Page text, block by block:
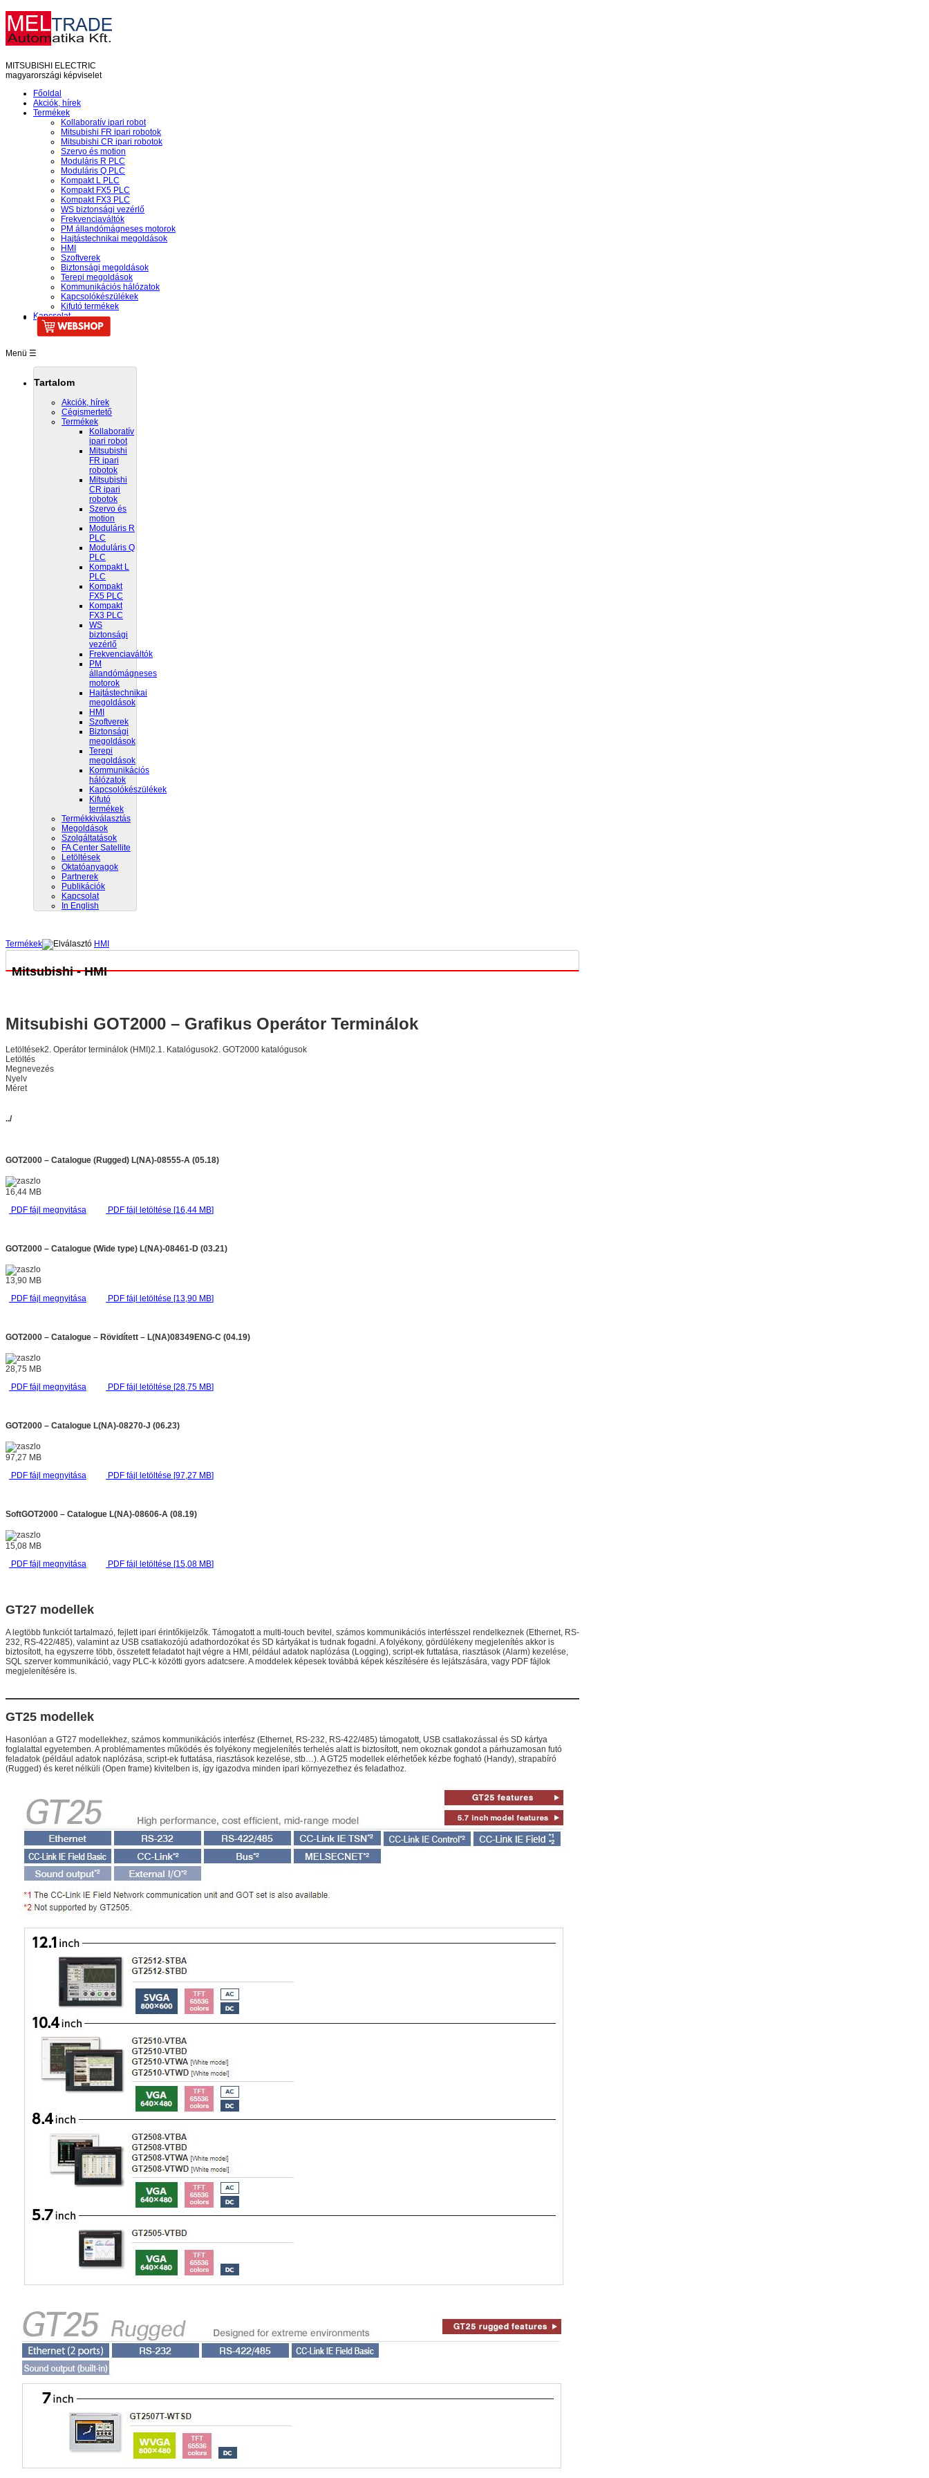
M ITSUBISHI ELECTRIC
magyarországi képviselet
Főoldal
Akciók, hírek
Termékek
Kollaboratív ipari robot
Mitsubishi FR ipari robotok
Mitsubishi CR ipari robotok
Szervo és motion
Moduláris R PLC
Moduláris Q PLC
Kompakt L PLC
Kompakt FX5 PLC
Kompakt FX3 PLC
WS biztonsági vezérlő
Frekvenciaváltók
PM állandómágneses motorok
Hajtástechnikai megoldások
HMI
Szoftverek
Biztonsági megoldások
Terepi megoldások
Kommunikációs hálózatok
Kapcsolókészülékek
Kifutó termékek
Kapcsolat
Menü ☰
Tartalom
Akciók, hírek
Cégismertető
Termékek
Kollaboratív
ipari robot
Mitsubishi
FR ipari
robotok
Mitsubishi
CR ipari
robotok
Szervo és
motion
Moduláris R
PLC
Moduláris Q
PLC
Kompakt L
PLC
Kompakt
FX5 PLC
Kompakt
FX3 PLC
WS
biztonsági
vezérlő
Frekvenciaváltók
PM
állandómágneses
motorok
Hajtástechnikai
megoldások
HMI
Szoftverek
Biztonsági
megoldások
Terepi
megoldások
Kommunikációs
hálózatok
Kapcsolókészülékek
Kifutó
termékek
Termékkiválasztás
Megoldások
Szolgáltatások
FA Center Satellite
Letöltések
Oktatóanyagok
Partnerek
Publikációk
Kapcsolat
In English
Termékek HMI
Mitsubishi - HMI
Mitsubishi GOT2000 – Grafikus Operátor Terminálok
Letöltések2. Operátor terminálok (HMI)2.1. Katalógusok2. GOT2000 katalógusok
Letöltés
Megnevezés
Nyelv
Méret
../
GOT2000 – Catalogue (Rugged) L(NA)-08555-A (05.18)
16,44 MB
PDF fájl megnyitása
PDF fájl letöltése [16,44 MB]
GOT2000 – Catalogue (Wide type) L(NA)-08461-D (03.21)
13,90 MB
PDF fájl megnyitása
PDF fájl letöltése [13,90 MB]
GOT2000 – Catalogue – Rövidített – L(NA)08349ENG-C (04.19)
28,75 MB
PDF fájl megnyitása
PDF fájl letöltése [28,75 MB]
GOT2000 – Catalogue L(NA)-08270-J (06.23)
97,27 MB
PDF fájl megnyitása
PDF fájl letöltése [97,27 MB]
SoftGOT2000 – Catalogue L(NA)-08606-A (08.19)
15,08 MB
PDF fájl megnyitása
PDF fájl letöltése [15,08 MB]
GT27 modellek
A legtöbb funkciót tartalmazó, fejlett ipari érintőkijelzők. Támogatott a multi-touch bevitel, számos kommunikációs interfésszel rendelkeznek (Ethernet, RS-
232, RS-422/485), valamint az USB csatlakozójú adathordozókat és SD kártyákat is tudnak fogadni. A folyékony, gördülékeny megjelenítés akkor is
biztosított, ha egyszerre több, összetett feladatot hajt végre a HMI, például adatok naplózása (Logging), script-ek futtatása, riasztások (Alarm) kezelése,
SQL szerver kommunikáció, vagy PLC-k közötti gyors adatcsere. A moddelek képesek továbbá képek készítésére és lejátszására, vagy PDF fájlok
megjelenítésére is.
GT25 modellek
Hasonlóan a GT27 modellekhez, számos kommunikációs interfész (Ethernet, RS-232, RS-422/485) támogatott, USB csatlakozással és SD kártya
foglalattal egyetemben. A problémamentes működés és folyékony megjelenítés terhelés alatt is biztosított, nem okoznak gondot a párhuzamosan futó
feladatok (például adatok naplózása, script-ek futtatása, riasztások kezelése, stb…). A GT25 modellek elérhetőek kézbe fogható (Handy), strapabíró
(Rugged) és keret nélküli (Open frame) kivitelben is, így igazodva minden ipari környezethez és feladathoz.